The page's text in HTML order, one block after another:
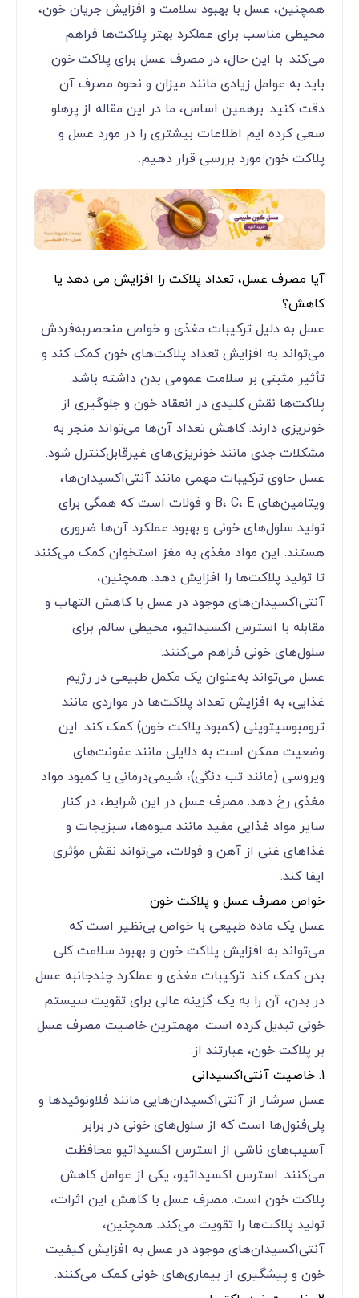
همچنین، عسل با بهبود سلامت و افزایش جریان خون،
محیطی مناسب برای عملکرد بهتر پلاکت‌ها فراهم
می‌کند. با این حال، در مصرف عسل برای پلاکت خون
باید به عوامل زیادی مانند میزان و نحوه مصرف آن
دقت کنید. برهمین اساس، ما در این مقاله از پرهلو
سعی کرده ایم اطلاعات بیشتری را در مورد عسل و
پلاکت خون مورد بررسی قرار دهیم.
آیا مصرف عسل، تعداد پلاکت را افزایش می دهد یا
کاهش؟
عسل به دلیل ترکیبات مغذی و خواص منحصر‌به‌فردش
می‌تواند به افزایش تعداد پلاکت‌های خون کمک کند و
تأثیر مثبتی بر سلامت عمومی بدن داشته باشد.
پلاکت‌ها نقش کلیدی در انعقاد خون و جلوگیری از
خونریزی دارند. کاهش تعداد آن‌ها می‌تواند منجر به
مشکلات جدی مانند خونریزی‌های غیرقابل‌کنترل شود.
عسل حاوی ترکیبات مهمی مانند آنتی‌اکسیدان‌ها،
ویتامین‌های B، C، E و فولات است که همگی برای
تولید سلول‌های خونی و بهبود عملکرد آن‌ها ضروری
هستند. این مواد مغذی به مغز استخوان کمک می‌کنند
تا تولید پلاکت‌ها را افزایش دهد. همچنین،
آنتی‌اکسیدان‌های موجود در عسل با کاهش التهاب و
مقابله با استرس اکسیداتیو، محیطی سالم برای
سلول‌های خونی فراهم می‌کنند.
عسل می‌تواند به‌عنوان یک مکمل طبیعی در رژیم
غذایی، به افزایش تعداد پلاکت‌ها در مواردی مانند
ترومبوسیتوپنی (کمبود پلاکت خون) کمک کند. این
وضعیت ممکن است به دلایلی مانند عفونت‌های
ویروسی (مانند تب دنگی)، شیمی‌درمانی یا کمبود مواد
مغذی رخ دهد. مصرف عسل در این شرایط، در کنار
سایر مواد غذایی مفید مانند میوه‌ها، سبزیجات و
غذاهای غنی از آهن و فولات، می‌تواند نقش مؤثری
ایفا کند.
خواص مصرف عسل و پلاکت خون
عسل یک ماده طبیعی با خواص بی‌نظیر است که
می‌تواند به افزایش پلاکت خون و بهبود سلامت کلی
بدن کمک کند. ترکیبات مغذی و عملکرد چندجانبه عسل
در بدن، آن را به یک گزینه عالی برای تقویت سیستم
خونی تبدیل کرده است. مهمترین خاصیت مصرف عسل
بر پلاکت خون، عبارتند از:
1. خاصیت آنتی‌اکسیدانی
عسل سرشار از آنتی‌اکسیدان‌هایی مانند فلاونوئیدها و
پلی‌فنول‌ها است که از سلول‌های خونی در برابر
آسیب‌های ناشی از استرس اکسیداتیو محافظت
می‌کنند. استرس اکسیداتیو، یکی از عوامل کاهش
پلاکت خون است. مصرف عسل با کاهش این اثرات،
تولید پلاکت‌ها را تقویت می‌کند. همچنین،
آنتی‌اکسیدان‌های موجود در عسل به افزایش کیفیت
خون و پیشگیری از بیماری‌های خونی کمک می‌کنند.